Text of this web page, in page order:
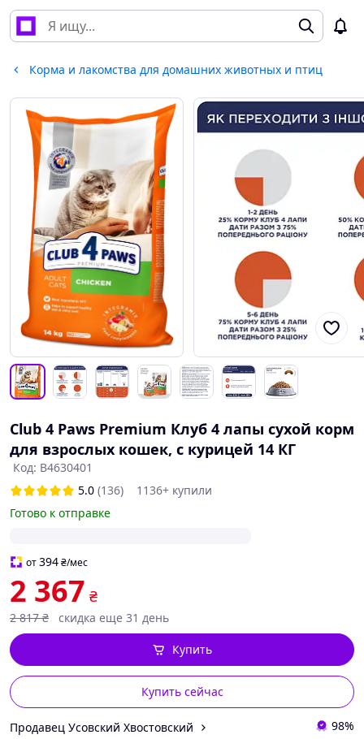
Корма и лакомства для домашних животных и птиц
Club 4 Paws Premium Клуб 4 лапы сухой корм
для взрослых кошек, с курицей 14 КГ
Код: B4630401
5.0 (136)
1136+ купили
Готово к отправке
от394₴/мес
2 367 ₴
2 817 ₴ скидка еще 31 день
Купить сейчас
Купить
Продавец Усовский Хвостовский 98%